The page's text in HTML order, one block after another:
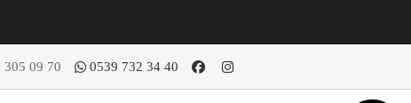
305 09 70 0539 732 34 40